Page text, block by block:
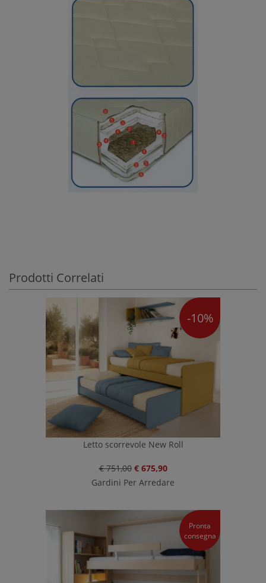
Prodotti Correlati
-10%
Letto scorrevole New Roll
€ 751,00 € 675,90
Gardini Per Arredare
Pronta
consegna